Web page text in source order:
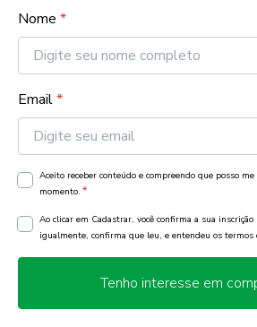
Nome *
Email*
Aceito receber conteúdo e compreendo que posso
momento. *
Ao clicar em Cadastrar, você confirma a sua
igualmente, confirma que leu, e entendeu os termos
Tenho interesse em